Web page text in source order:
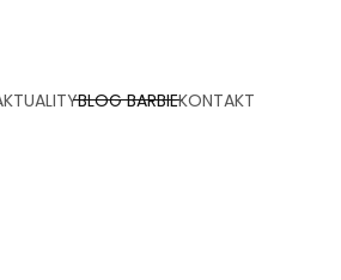
BLOG BARBIEKONTAKT